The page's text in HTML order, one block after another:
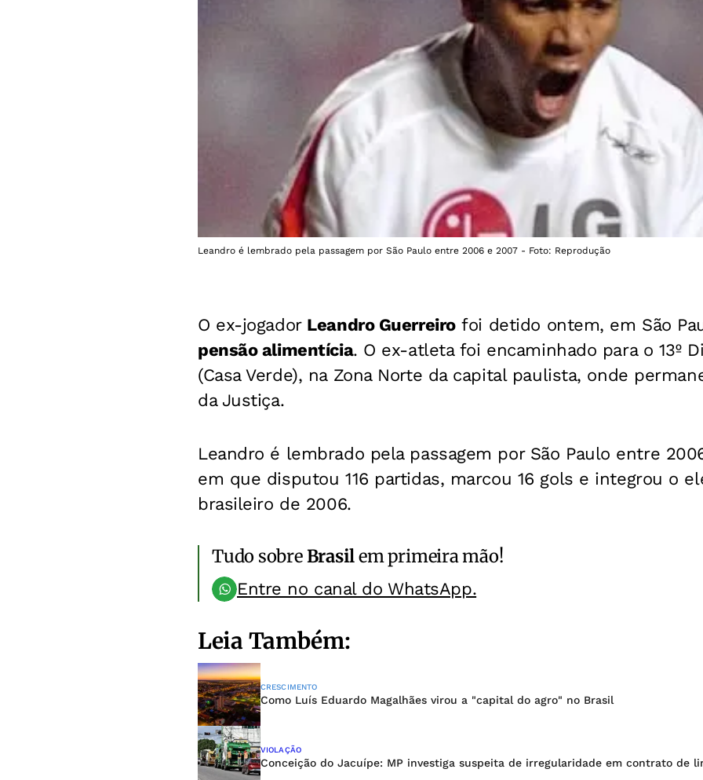
Leandro é lembrado pela passagem por São Paulo entre 2006 e 2007 - Foto: Reprodução
O ex-jogador Leandro Guerreirofoi detido ontem, em São
pensão alimentícia. O ex-atleta foi encaminhado para o 13º
(Casa Verde), na Zona Norte da capital paulista, onde
da Justiça.
Leandro é lembrado pela passagem por São Paulo entre
em que disputou 116 partidas, marcou 16 gols e integrou o
brasileiro de 2006.
Tudo sobreBrasilem primeira mão!
Entre no canal do WhatsApp.
Leia Também:
CRESCIMENTO
Como Luís Eduardo Magalhães virou a "capital do agro" no Brasil
VIOLAÇÃO
Conceição do Jacuípe: MP investiga suspeita de irregularidade em contrato de